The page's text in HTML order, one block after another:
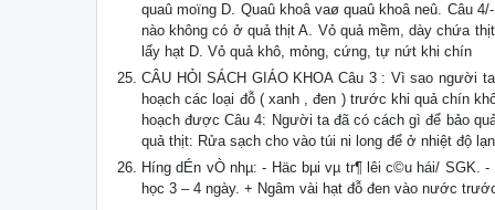
quaû moïng D. Quaû khoâ vaø quaû khoâ neû. Câu
nào không có ở quả thịt A. Vỏ quả mềm, dày chứa
lấy hạt D. Vỏ quả khô, mỏng, cứng, tự nứt khi chín
CÂU HỎI SÁCH GIÁO KHOA Câu 3 : Vì sao người
hoạch các loại đỗ ( xanh , đen ) trước khi quả chín
hoạch được Câu 4: Người ta đã có cách gì để bảo
quả thịt: Rửa sạch cho vào túi ni long để ở nhiệt độ
Híng dÉn vÒ nhµ: - Häc bµi vµ tr¶ lêi c©u hái/ SGK.
học 3 – 4 ngày. + Ngâm vài hạt đỗ đen vào nước